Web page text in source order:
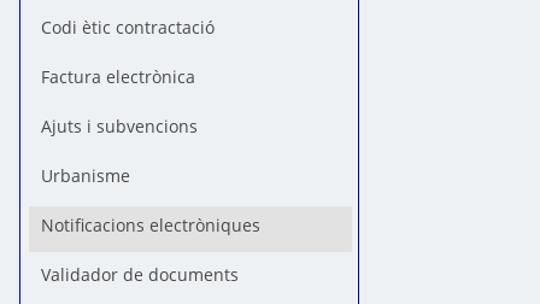
Codi ètic contractació
Factura electrònica
Ajuts i subvencions
Urbanisme
Notificacions electròniques
Validador de documents